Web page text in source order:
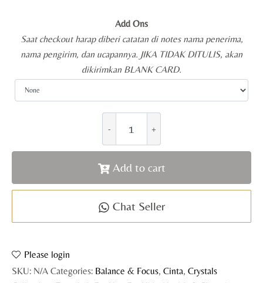
Add Ons
Saat checkout harap diberi catatan di notes nama penerima,
nama pengirim, dan ucapannya. JIKA TIDAK DITULIS, akan
dikirimkan BLANK CARD.
Add to cart
Chat Seller
Please login
SKU: N/A Categories: Balance & Focus, Cinta, Crystals